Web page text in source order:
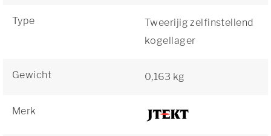
Type
Tweerijig zelfinstellend
kogellager
Gewicht 0,163 kg
Merk